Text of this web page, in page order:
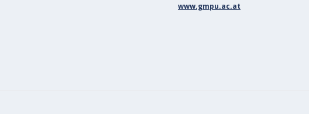
www.gmpu.ac.at